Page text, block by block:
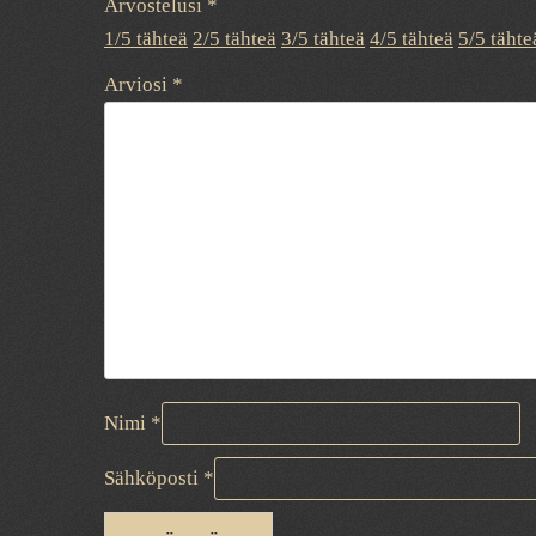
Arvostelusi *
1/5 tähteä 2/5 tähteä 3/5 tähteä 4/5 tähteä 5/5
Arviosi *
Nimi *
Sähköposti *